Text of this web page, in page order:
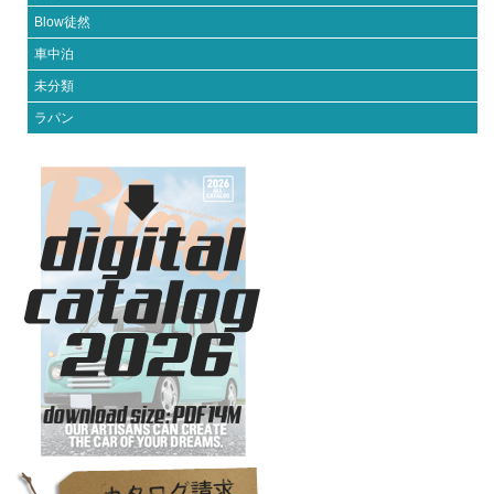
Blow徒然
車中泊
未分類
ラパン